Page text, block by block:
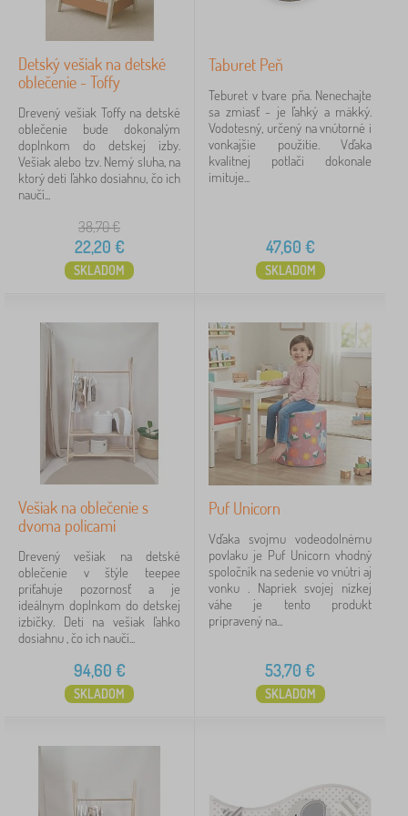
laminátu v rôznych farebných prevedeniach.
ružová
sivá
1
zobraziť
viac >
pre dievčatká
Zvieratká
Prevedenie nábytku
bukové drevo
drevo
1
z masívu
1
Cena
13 €95 €
Vyhľadať v rámci filtra
Dostupnosť
Detský vešiak na detské
oblečenie - Toffy
Drevený vešiak Toffy na detské
oblečenie bude dokonalým
doplnkom do detskej izby.
Vešiak alebo tzv. Nemý sluha, na
ktorý deti ľahko dosiahnu, čo ich
naučí...
38,70€
22,20 €
SKLADOM
Taburet Peň
Teburet v tvare pňa. Nenechajte
sa zmiasť - je ľahký a mäkký.
Vodotesný, určený na vnútorné i
vonkajšie použitie. Vďaka
kvalitnej potlači dokonale
imituje...
47,60 €
SKLADOM
Vešiak na oblečenie s
dvoma policami
Drevený vešiak na detské
oblečenie v štýle teepee
priťahuje pozornosť a je
ideálnym doplnkom do detskej
izbičky. Deti na vešiak ľahko
dosiahnu , čo ich naučí...
94,60 €
SKLADOM
Puf Unicorn
Vďaka svojmu vodeodolnému
povlaku je Puf Unicorn vhodný
spoločník na sedenie vo vnútri aj
vonku . Napriek svojej nízkej
váhe je tento produkt
pripravený na...
53,70 €
SKLADOM